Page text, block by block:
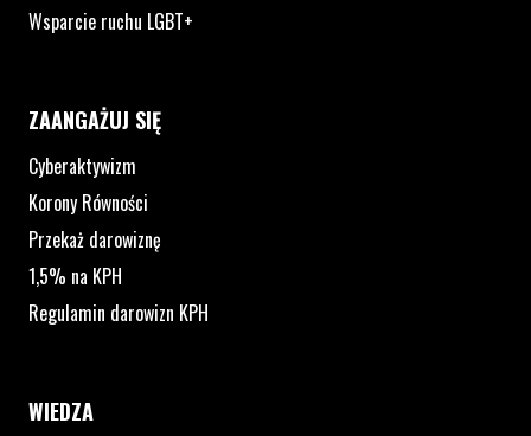
Wsparcie ruchu LGBT+
ZAANGAŻUJ SIĘ
Cyberaktywizm
Korony Równości
Przekaż darowiznę
1,5% na KPH
Regulamin darowizn KPH
WIEDZA